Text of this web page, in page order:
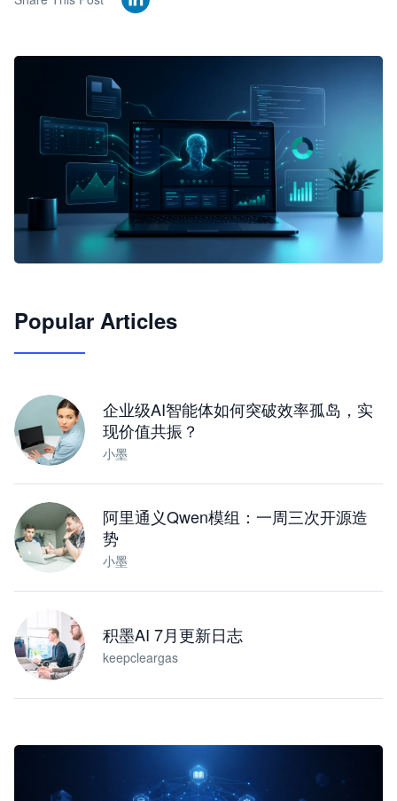
JimoClaw 桌面 AI Agent 工作台
Popular Articles
企业级AI智能体如何突破效率孤岛，实
现价值共振？
小墨
阿里通义Qwen模组：一周三次开源造
势
小墨
积墨AI 7月更新日志
keepcleargas